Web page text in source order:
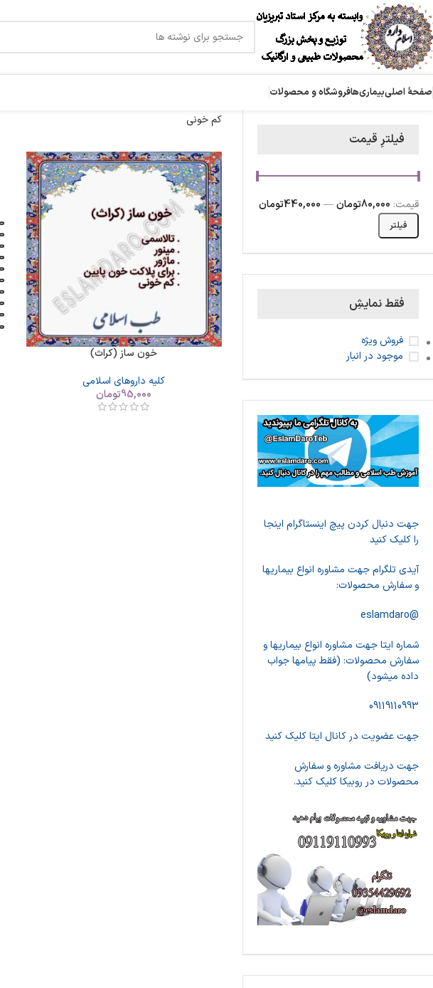
صفحۀ اصلیبیماری‌هافروشگاه و محصولات
فیلترِ قیمت
فیلتر
قیمت: 80,000تومان — 440,000تومان
فقط نمایشِ
فروش ویژه
موجود در انبار
جهت دنبال کردن پیچ اینستاگرام اینجا
را کلیک کنید
آیدی تلگرام جهت مشاوره انواع بیماریها
و سفارش محصولات:
@eslamdaro
شماره ایتا جهت مشاوره انواع بیماریها و
سفارش محصولات: (فقط پیامها جواب
داده میشود)
09119110993
جهت عضویت در کانال ایتا کلیک کنید
جهت دریافت مشاوره و سفارش
محصولات در روبیکا کلیک کنید.
کم خونی
خون ساز (کراث)
کلیه داروهای اسلامی
95,000تومان